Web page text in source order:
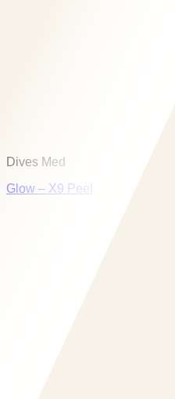
Dives Med
Glow – X9 Peel